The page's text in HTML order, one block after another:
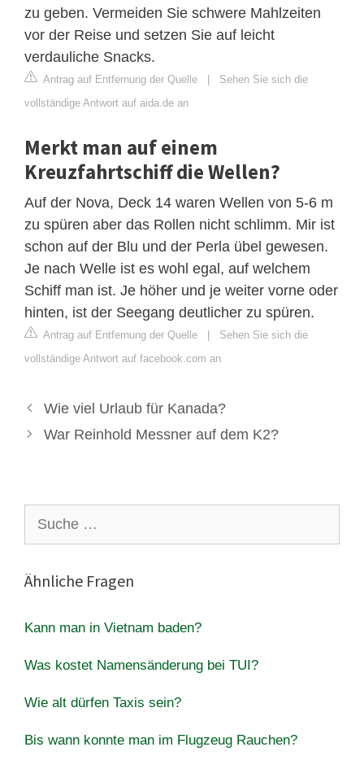
zu geben. Vermeiden Sie schwere Mahlzeiten
vor der Reise und setzen Sie auf leicht
verdauliche Snacks.
Antrag auf Entfernung der Quelle | Sehen Sie sich die
vollständige Antwort auf aida.de an
Merkt man auf einem
Kreuzfahrtschiff die Wellen?
Auf der Nova, Deck 14 waren Wellen von 5-6 m
zu spüren aber das Rollen nicht schlimm. Mir ist
schon auf der Blu und der Perla übel gewesen.
Je nach Welle ist es wohl egal, auf welchem
Schiff man ist. Je höher und je weiter vorne oder
hinten, ist der Seegang deutlicher zu spüren.
Antrag auf Entfernung der Quelle | Sehen Sie sich die
vollständige Antwort auf facebook.com an
Wie viel Urlaub für Kanada?
War Reinhold Messner auf dem K2?
nach:
Ähnliche Fragen
Kann man in Vietnam baden?
Was kostet Namensänderung bei TUI?
Wie alt dürfen Taxis sein?
Bis wann konnte man im Flugzeug Rauchen?